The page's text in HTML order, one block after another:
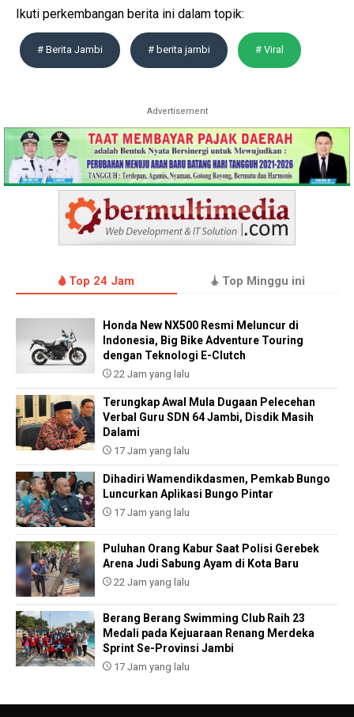
Ikuti perkembangan berita ini dalam topik:
# Berita Jambi # berita jambi # Viral
Advertisement
Top 24 Jam Top Minggu ini
Honda New NX500 Resmi Meluncur di
Indonesia, Big Bike Adventure Touring
dengan Teknologi E-Clutch
22 Jam yang lalu
Terungkap Awal Mula Dugaan Pelecehan
Verbal Guru SDN 64 Jambi, Disdik Masih
Dalami
17 Jam yang lalu
Dihadiri Wamendikdasmen, Pemkab Bungo
Luncurkan Aplikasi Bungo Pintar
17 Jam yang lalu
Puluhan Orang Kabur Saat Polisi Gerebek
Arena Judi Sabung Ayam di Kota Baru
22 Jam yang lalu
Berang Berang Swimming Club Raih 23
Medali pada Kejuaraan Renang Merdeka
Sprint Se-Provinsi Jambi
17 Jam yang lalu